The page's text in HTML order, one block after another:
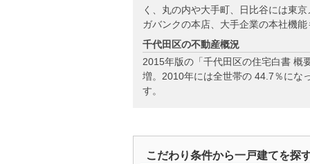
く、丸の内や大手町、日比谷には東
ガバンクの本店、大手企業の本社機
千代田区の不動産概況
2015年版の「千代田区の住宅白書 概
増。2010年には全世帯の 44.7％にな
す。
こだわり条件から一戸建てを探